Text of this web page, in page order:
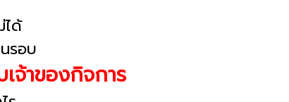
ได้
รอบ
จ้าของกิจการ